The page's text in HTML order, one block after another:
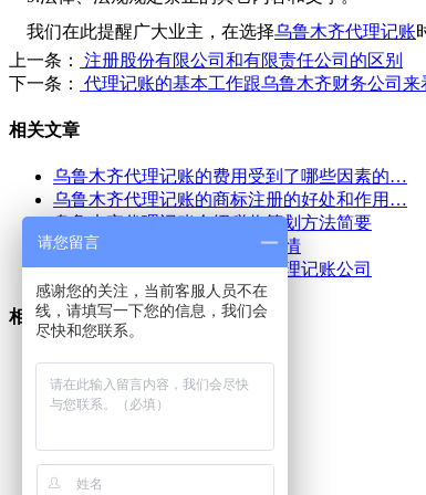
我们在此提醒广大业主，在选择乌鲁木齐代理记账
上一条：
注册股份有限公司和有限责任公司的区别
下一条：
代理记账的基本工作跟乌鲁木齐财务公司来
相关文章
乌鲁木齐代理记账的费用受到了哪些因素的…
乌鲁木齐代理记账的商标注册的好处和作用…
乌鲁木齐代理记账介绍税收筹划方法简要
乌鲁木齐代理记账收费标准行情
企业如何选择专业乌鲁木齐代理记账公司
相关产品
乌鲁木齐代理记账服务
乌鲁木齐代理记账公司
乌鲁木齐代理记账
乌鲁木齐代办执照
请您留言
感谢您的关注，当前客服人员不在
线，请填写一下您的信息，我们会
尽快和您联系。